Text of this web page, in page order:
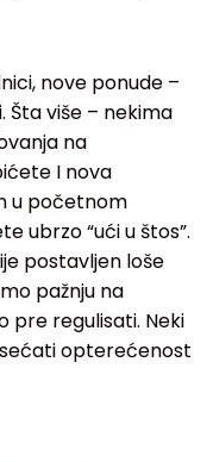
nove ponude –
Šta više – nekima
na
I nova
u početnom
ubrzo “ući u štos”.
postavljen loše
pažnju na
pre regulisati. Neki
opterećenost